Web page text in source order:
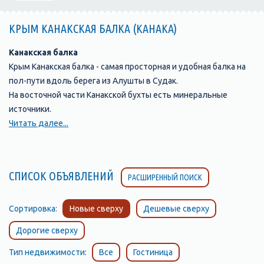
КРЫМ КАНАКСКАЯ БАЛКА (КАНАКА)
Канакская балка
Крым Канакская балка - самая просторная и удобная балка на
пол-пути вдоль берега из Алушты в Судак.
На восточной части Канакской бухты есть минеральные
источники.
Искать их нужно в глинистых сланцах в 5 - 7 метрах от моря.
содержит ионы магния и слегка горчит. Но настоящим
богатством Канакской балки является реликтовая роща
растения пережили ледниковый период и сохранились
только кое-где на Южном берегу на Форосе, у Никитского
ботанического сада на мысе Мартьян, в Канаке и Новом Свете.
В Канаке ( Канакская балка) растут очень старые деревья - 400-
Читать далее...
СПИСОК ОБЪЯВЛЕНИЙ РАСШИРЕННЫЙ ПОИСК
Сортировка: Новые сверху Дешевые сверху
Дорогие сверху
Тип недвижимости: Все Гостиница